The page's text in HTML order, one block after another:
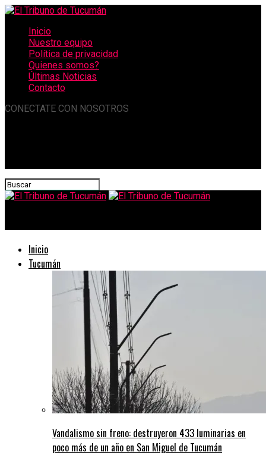
Inicio
Nuestro equipo
Política de privacidad
Quienes somos?
Últimas Noticias
Contacto
CONECTATE CON NOSOTROS
Inicio
Tucumán
Vandalismo sin freno: destruyeron 433 luminarias en
poco más de un año en San Miguel de Tucumán